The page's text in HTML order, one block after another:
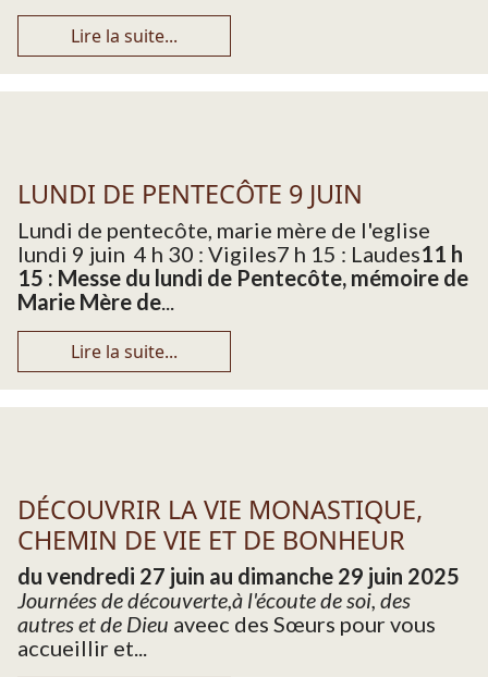
Lire la suite...
LUNDI DE PENTECÔTE 9 JUIN
Lundi de pentecôte, marie mère de l'eglise
lundi 9 juin 4 h 30 : Vigiles7 h 15 : Laudes11 h
15 : Messe du lundi de Pentecôte, mémoire de
Marie Mère de...
Lire la suite...
DÉCOUVRIR LA VIE MONASTIQUE,
CHEMIN DE VIE ET DE BONHEUR
du vendredi 27 juin au dimanche 29 juin 2025
Journées de découverte,à l'écoute de soi, des
autres et de Dieu aveec des Sœurs pour vous
accueillir et...